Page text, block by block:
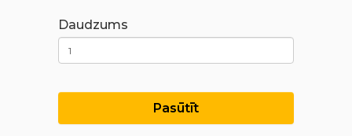
Daudzums
Pasūtīt